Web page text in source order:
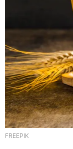
FREEPIK